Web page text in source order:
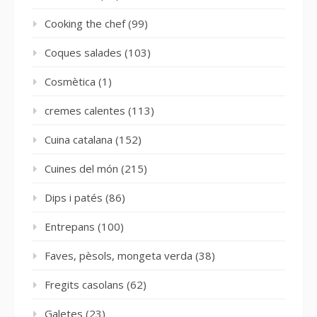
Cooking the chef(99)
Coques salades (103)
Cosmètica (1)
cremes calentes (113)
Cuina catalana (152)
Cuines del món (215)
Dips i patés (86)
Entrepans (100)
Faves, pèsols, mongeta verda (38)
Fregits casolans (62)
Galetes (23)